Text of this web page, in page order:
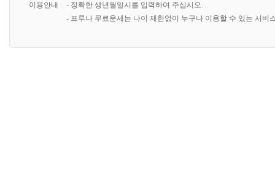
이용안내 : - 정확한 생년월일시를 입력하여 주십시오.
- 프루나 무료운세는 나이 제한없이 누구나 이용할 수 있는 서비